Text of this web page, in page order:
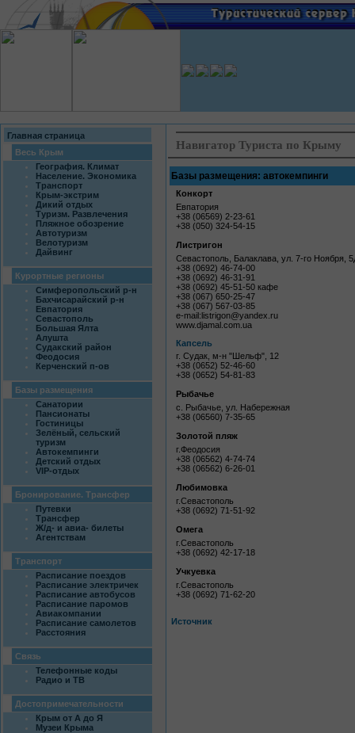
Главная страница
Весь Крым
География. Климат
Население. Экономика
Транспорт
Крым-экстрим
Дикий отдых
Туризм. Развлечения
Пляжное обозрение
Автотуризм
Велотуризм
Дайвинг
Курортные регионы
Симферопольский р-н
Бахчисарайский р-н
Евпатория
Севастополь
Большая Ялта
Алушта
Судакский район
Феодосия
Керченский п-ов
Базы размещения
Санатории
Пансионаты
Гостиницы
Зелёный, сельский
туризм
Автокемпинги
Детский отдых
VIP-отдых
Бронирование. Трансфер
Путевки
Трансфер
Ж/д- и авиа- билеты
Агентствам
Транспорт
Расписание поездов
Расписание электричек
Расписание автобусов
Расписание паромов
Авиакомпании
Расписание самолетов
Расстояния
Связь
Телефонные коды
Радио и ТВ
Достопримечательности
Крым от А до Я
Музеи Крыма
Навигатор Туриста по Крыму
Базы размещения: автокемпинги
Конкорт
Евпатория
+38 (06569) 2-23-61
+38 (050) 324-54-15
Листригон
Севастополь, Балаклава, ул. 7-го Ноября,
+38 (0692) 46-74-00
+38 (0692) 46-31-91
+38 (0692) 45-51-50 кафе
+38 (067) 650-25-47
+38 (067) 567-03-85
e-mail:listrigon@yandex.ru
www.djamal.com.ua
Капсель
г. Судак, м-н "Шельф", 12
+38 (0652) 52-46-60
+38 (0652) 54-81-83
Рыбачье
с. Рыбачье, ул. Набережная
+38 (06560) 7-35-65
Золотой пляж
г.Феодосия
+38 (06562) 4-74-74
+38 (06562) 6-26-01
Любимовка
г.Севастополь
+38 (0692) 71-51-92
Омега
г.Севастополь
+38 (0692) 42-17-18
Учкуевка
г.Севастополь
+38 (0692) 71-62-20
Источник